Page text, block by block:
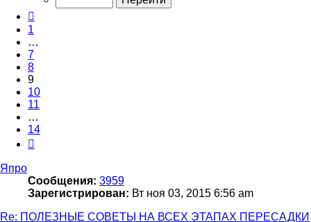
14
1
…
7
8
9
10
11
…
14
Япро
Сообщения: 3959
Зарегистрирован: Вт ноя 03, 2015 6:56 am
Re: ПОЛЕЗНЫЕ СОВЕТЫ НА ВСЕХ ЭТАПАХ ПЕРЕСАДКИ